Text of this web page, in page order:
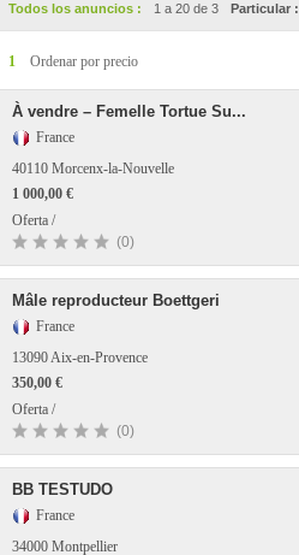
Todos los anuncios : 1 a 20 de 3 Particular :
1 Ordenar por precio
À vendre – Femelle Tortue Su...
France
40110 Morcenx-la-Nouvelle
1 000,00 €
Oferta /
(0)
Mâle reproducteur Boettgeri
France
13090 Aix-en-Provence
350,00 €
Oferta /
(0)
BB TESTUDO
France
34000 Montpellier